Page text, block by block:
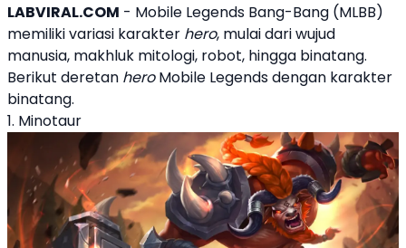
LABVIRAL.COM - Mobile Legends Bang-Bang (MLBB)
memiliki variasi karakter hero, mulai dari wujud
manusia, makhluk mitologi, robot, hingga binatang.
Berikut deretan heroMobile Legends dengan karakter
binatang.
1. Minotaur